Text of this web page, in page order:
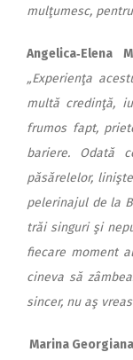
mulţumesc,
Angelica‑Elena
„Experienţa
multă credinţă,
frumos fapt,
bariere. Odată
păsărelelor,
pelerinajul de la
trăi singuri şi
fiecare moment
cineva să
sincer, nu aş
Marina